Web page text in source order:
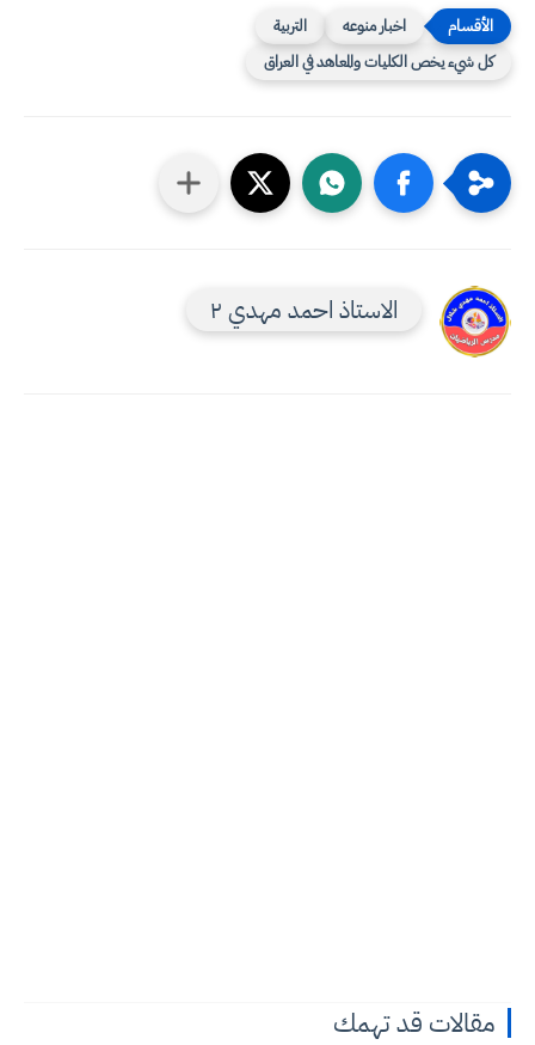
اخبار منوعه
التربية
كل شيء يخص الكليات والمعاهد في العراق
الاستاذ احمد مهدي ٢
مقالات قد تهمك